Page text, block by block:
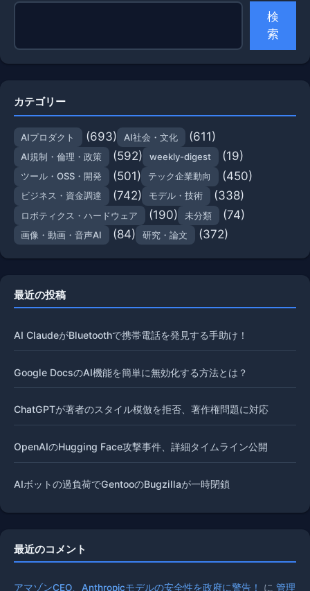
検
索
カテゴリー
AIプロダクト (693) AI社会・文化 (611)
AI規制・倫理・政策 (592) weekly-digest (19)
ツール・OSS・開発 (501) テック企業動向 (450)
ビジネス・資金調達 (742) モデル・技術 (338)
ロボティクス・ハードウェア (190) 未分類 (74)
画像・動画・音声AI (84) 研究・論文 (372)
最近の投稿
AI ClaudeがBluetoothで携帯電話を発見する手助け！
Google DocsのAI機能を簡単に無効化する方法とは？
ChatGPTが著者のスタイル模倣を拒否、著作権問題に対応
OpenAIのHugging Face攻撃事件、詳細タイムライン公開
AIボットの過負荷でGentooのBugzillaが一時閉鎖
最近のコメント
アマゾンCEO、Anthropicモデルの安全性を政府に警告！ に 管理